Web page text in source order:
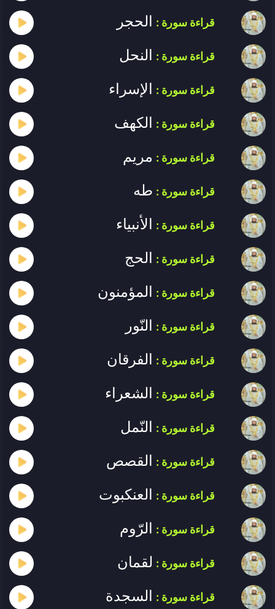
قراءة سورة : الحجر
قراءة سورة : النحل
قراءة سورة : الإسراء
قراءة سورة : الكهف
قراءة سورة : مريم
قراءة سورة : طه
قراءة سورة : الأنبياء
قراءة سورة : الحج
قراءة سورة : المؤمنون
قراءة سورة : النّور
قراءة سورة : الفرقان
قراءة سورة : الشعراء
قراءة سورة : النّمل
قراءة سورة : القصص
قراءة سورة : العنكبوت
قراءة سورة : الرّوم
قراءة سورة : لقمان
قراءة سورة : السجدة